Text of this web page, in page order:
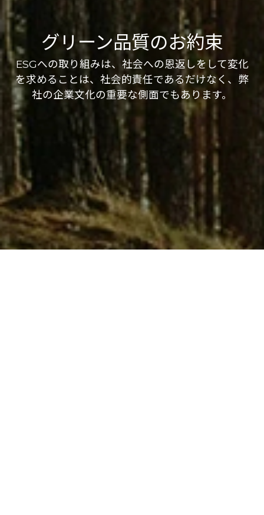
グリーン品質のお約束
ESGへの取り組みは、社会への恩返しをして変化
を求めることは、社会的責任であるだけなく、弊
社の企業文化の重要な側面でもあります。